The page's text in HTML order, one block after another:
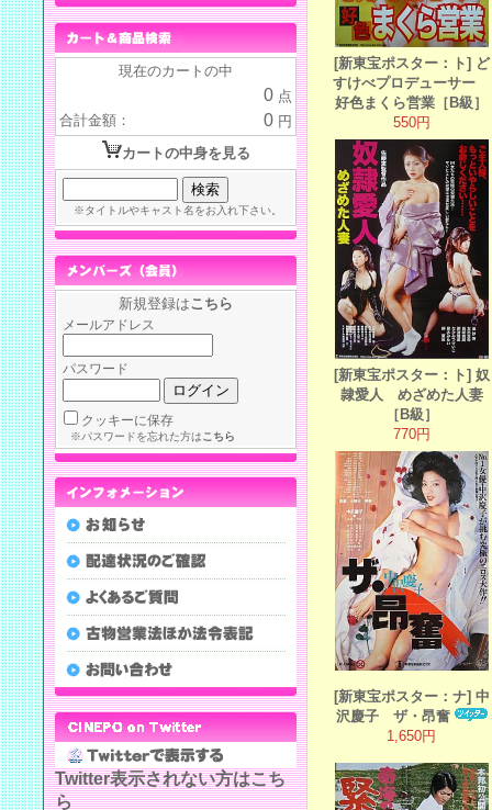
[新東宝ポスター：ト] ど
すけべプロデューサー
好色まくら営業［B級］
550円
[新東宝ポスター：ト] 奴
隷愛人 めざめた人妻
［B級］
770円
[新東宝ポスター：ナ] 中
沢慶子 ザ・昂奮
1,650円
現在のカートの中
0 点
合計金額：
0 円
カートの中身を見る
※タイトルやキャスト名をお入れ下さい。
新規登録はこちら
メールアドレス
パスワード
クッキーに保存
※パスワードを忘れた方はこちら
Twitter表示されない方はこち
ら